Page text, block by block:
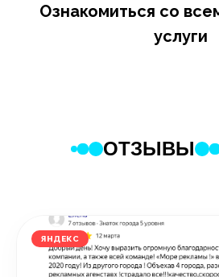
Ознакомиться со
услуги
ОТЗЫВЫ
ЯНДЕКС